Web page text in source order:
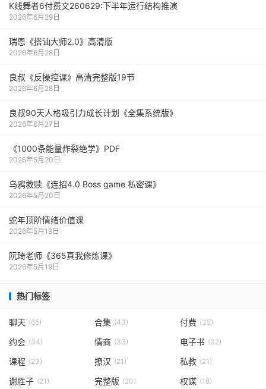
K线舞者6付费文260629:下半年运行结构推演
2026年6月29日
瑞恩《搭讪大师2.0》高清版
2026年6月28日
良叔《反操控课》高清完整版19节
2026年6月28日
良叔90天人格吸引力成长计划《全集系统版》
2026年6月27日
《1000‮能条‬‎量‮裂炸‬‎绝学》PDF
2026年5月20日
乌鸦救赎《连招4.0 Boss game 私密课》
2026年5月20日
蛇年顶阶情绪价值课
2026年5月19日
阮琦老师《365真我修炼课》
2026年5月19日
热门标签
聊天 (65) 合集 (43) 付费 (35)
约会 (34) 情商 (33) 电子书 (32)
课程 (23) 撩汉 (21) 私教 (21)
谢胜子 (21) 完整版 (20) 权谋 (18)